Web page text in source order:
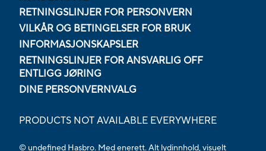
RETNINGSLINJER FOR PERSONVERN
VILKÅR OG BETINGELSER FOR BRUK
INFORMASJONSKAPSLER
RETNINGSLINJER FOR ANSVARLIG OFF
ENTLIGG JØRING
DINE PERSONVERNVALG
PRODUCTS NOT AVAILABLE EVERYWHERE
© undefined Hasbro. Med enerett. Alt lydinnhold, visuelt